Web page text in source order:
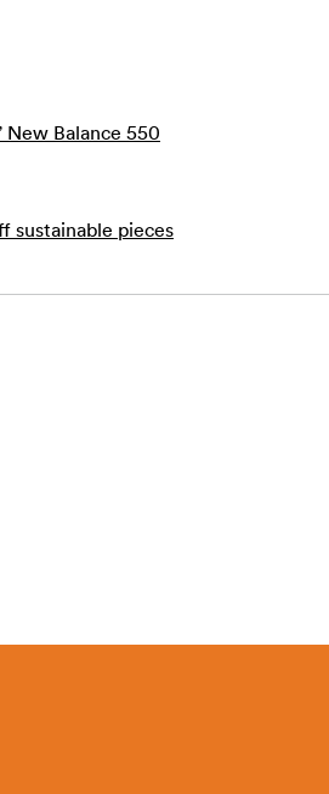
New Balance 550
sustainable pieces